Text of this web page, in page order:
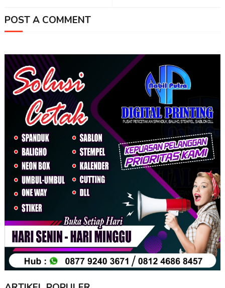
POST A COMMENT